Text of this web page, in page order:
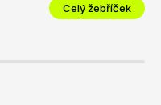
Celý žebříček